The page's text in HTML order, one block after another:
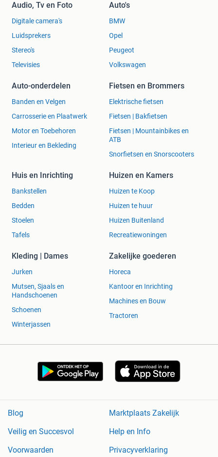
Audio, Tv en Foto
Digitale camera's
Luidsprekers
Stereo's
Televisies
Auto's
BMW
Opel
Peugeot
Volkswagen
Auto-onderdelen
Banden en Velgen
Carrosserie en Plaatwerk
Motor en Toebehoren
Interieur en Bekleding
Fietsen en Brommers
Elektrische fietsen
Fietsen | Bakfietsen
Fietsen | Mountainbikes en
ATB
Snorfietsen en Snorscooters
Huis en Inrichting
Bankstellen
Bedden
Stoelen
Tafels
Huizen en Kamers
Huizen te Koop
Huizen te huur
Huizen Buitenland
Recreatiewoningen
Kleding | Dames
Jurken
Mutsen, Sjaals en
Handschoenen
Schoenen
Winterjassen
Zakelijke goederen
Horeca
Kantoor en Inrichting
Machines en Bouw
Tractoren
Blog
Marktplaats Zakelijk
Veilig en Succesvol
Help en Info
Voorwaarden
Privacyverklaring